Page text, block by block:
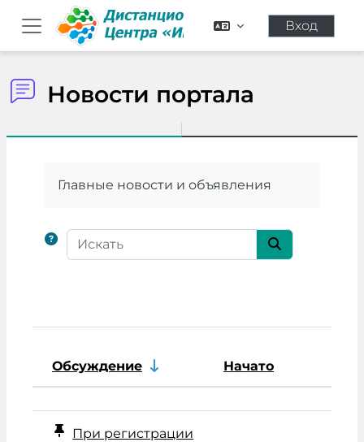
Перейти к основному содержанию
Боковая панель
Вход
Новости портала
Главные новости и объявления
Искать
Искать
Статус
Обсуждение Начато
При регистрации